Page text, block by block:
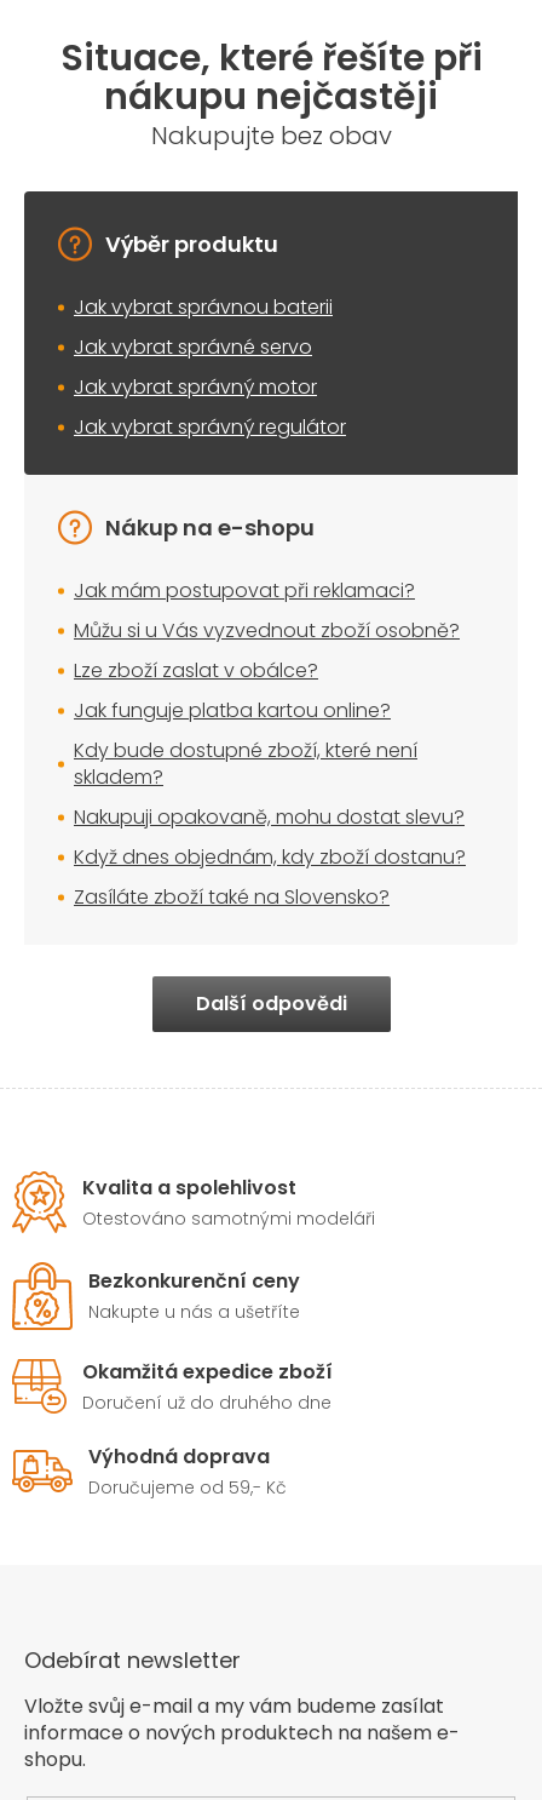
Situace, které řešíte při
nákupu nejčastěji
Nakupujte bez obav
Výběr produktu
Jak vybrat správnou baterii
Jak vybrat správné servo
Jak vybrat správný motor
Jak vybrat správný regulátor
Nákup na e-shopu
Jak mám postupovat při reklamaci?
Můžu si u Vás vyzvednout zboží osobně?
Lze zboží zaslat v obálce?
Jak funguje platba kartou online?
Kdy bude dostupné zboží, které není
skladem?
Nakupuji opakovaně, mohu dostat slevu?
Když dnes objednám, kdy zboží dostanu?
Zasíláte zboží také na Slovensko?
Další odpovědi
Kvalita a spolehlivost
Otestováno samotnými modeláři
Bezkonkurenční ceny
Nakupte u nás a ušetříte
Okamžitá expedice zboží
Doručení už do druhého dne
Výhodná doprava
Doručujeme od 59,- Kč
Odebírat newsletter
Vložte svůj e-mail a my vám budeme zasílat
informace o nových produktech na našem e-
shopu.